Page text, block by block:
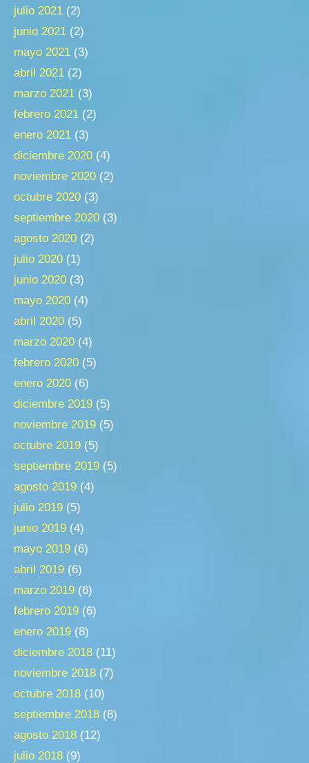
julio 2021 (2)
junio 2021 (2)
mayo 2021 (3)
abril 2021 (2)
marzo 2021 (3)
febrero 2021 (2)
enero 2021 (3)
diciembre 2020 (4)
noviembre 2020 (2)
octubre 2020 (3)
septiembre 2020 (3)
agosto 2020 (2)
julio 2020 (1)
junio 2020 (3)
mayo 2020 (4)
abril 2020 (5)
marzo 2020 (4)
febrero 2020 (5)
enero 2020 (6)
diciembre 2019 (5)
noviembre 2019 (5)
octubre 2019 (5)
septiembre 2019 (5)
agosto 2019 (4)
julio 2019 (5)
junio 2019 (4)
mayo 2019 (6)
abril 2019 (6)
marzo 2019 (6)
febrero 2019 (6)
enero 2019 (8)
diciembre 2018 (11)
noviembre 2018 (7)
octubre 2018 (10)
septiembre 2018 (8)
agosto 2018 (12)
julio 2018 (9)